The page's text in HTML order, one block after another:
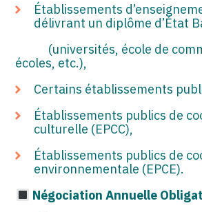
Établissements
délivrant un diplôme d’État
(universités, école de
écoles, etc.),
Certains établissements
Établissements publics de
culturelle (EPCC),
Établissements publics de
environnementale (EPCE).
Négociation Annuelle